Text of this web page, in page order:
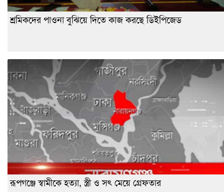
শ্রমিকদের পাওনা বুঝিয়ে দিতে কাজ করছে ডিইপিজেড
রূপগঞ্জে স্বামীকে হত্যা, স্ত্রী ও সৎ মেয়ে গ্রেফতার